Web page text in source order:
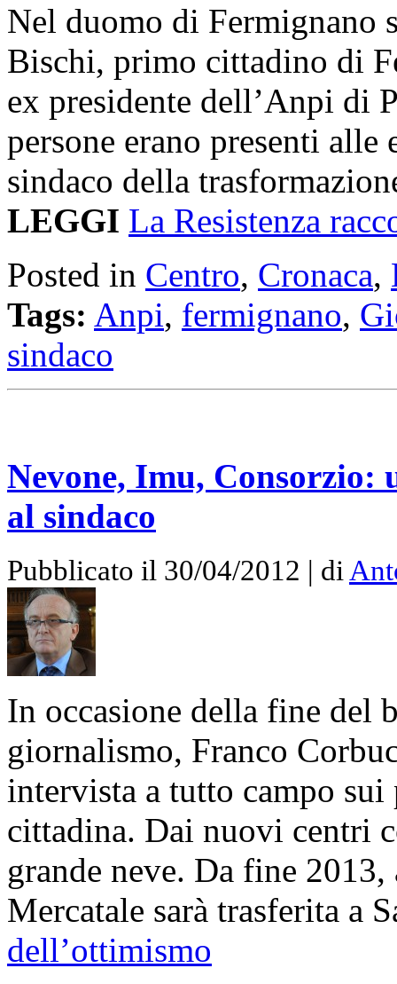
Nel duomo di Fermignano
Bischi, primo cittadino di
ex presidente dell’Anpi di
persone erano presenti alle
sindaco della
LEGGI La Resistenza
Posted in Centro, Cronaca,
Tags: Anpi, fermignano,
sindaco
Nevone, Imu, Consorzio:
al sindaco
Pubblicato il 30/04/2012 | di
In occasione della fine del
giornalismo, Franco
intervista a tutto campo
cittadina. Dai nuovi centri
grande neve. Da fine
Mercatale sarà trasferita a
dell’ottimismo